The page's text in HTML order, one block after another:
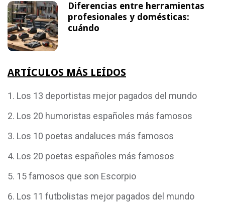
Diferencias entre herramientas
profesionales y domésticas:
cuándo
ARTÍCULOS MÁS LEÍDOS
Los 13 deportistas mejor pagados del mundo
Los 20 humoristas españoles más famosos
Los 10 poetas andaluces más famosos
Los 20 poetas españoles más famosos
15 famosos que son Escorpio
Los 11 futbolistas mejor pagados del mundo